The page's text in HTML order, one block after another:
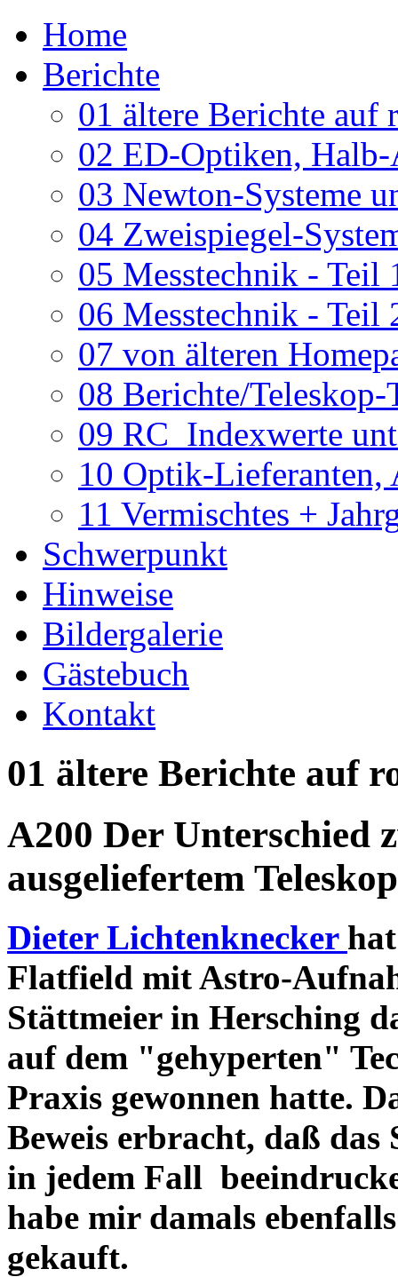
Home
Berichte
01 ältere Berichte auf
02 ED-Optiken, Halb-
03 Newton-Systeme
04 Zweispiegel-
05 Messtechnik - Teil
06 Messtechnik - Teil
07 von älteren
08 Berichte/
09 RC_Indexwerte
10 Optik-Lieferanten,
11 Vermischtes +
Schwerpunkt
Hinweise
Bildergalerie
Gästebuch
Kontakt
01 ältere Berichte auf
A200 Der Unterschied
ausgeliefertem
Dieter Lichtenknecker
Flatfield mit Astro-
Stättmeier in Hersching
auf dem "gehyperten"
Praxis gewonnen hatte.
Beweis erbracht, daß das
in jedem Fall
habe mir damals
gekauft.